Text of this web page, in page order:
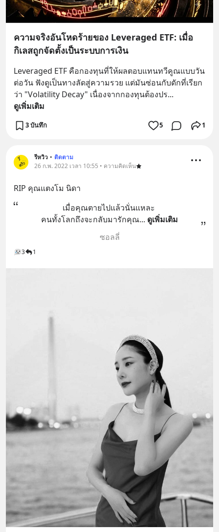
ความจริงอันโหดร้ายของ Leveraged ETF: เมื่อ
กิเลสถูกจัดตั้งเป็นระบบการเงิน
Leveraged ETF คือกองทุนที่ให้ผลตอบแทนทวีคูณแบบวัน
ต่อวัน ฟังดูเป็นทางลัดสู่ความรวย แต่มันซ่อนกับดักที่เรียก
ว่า "Volatility Decay" เนื่องจากกองทุนต้องปร...
ดูเพิ่มเติม
3 บันทึก 5 1
รีหวิว • ติดตาม
26 ก.พ. 2022 เวลา 10:55 • ความคิดเห็น
RIP​ คุณแตงโม​ นิดา
เมื่อคุณตายไปแล้วนั่นแหละ
คนทั้งโลกถึงจะกลับมารักคุณ... ดูเพิ่มเติม
ซอลลี่
3 1